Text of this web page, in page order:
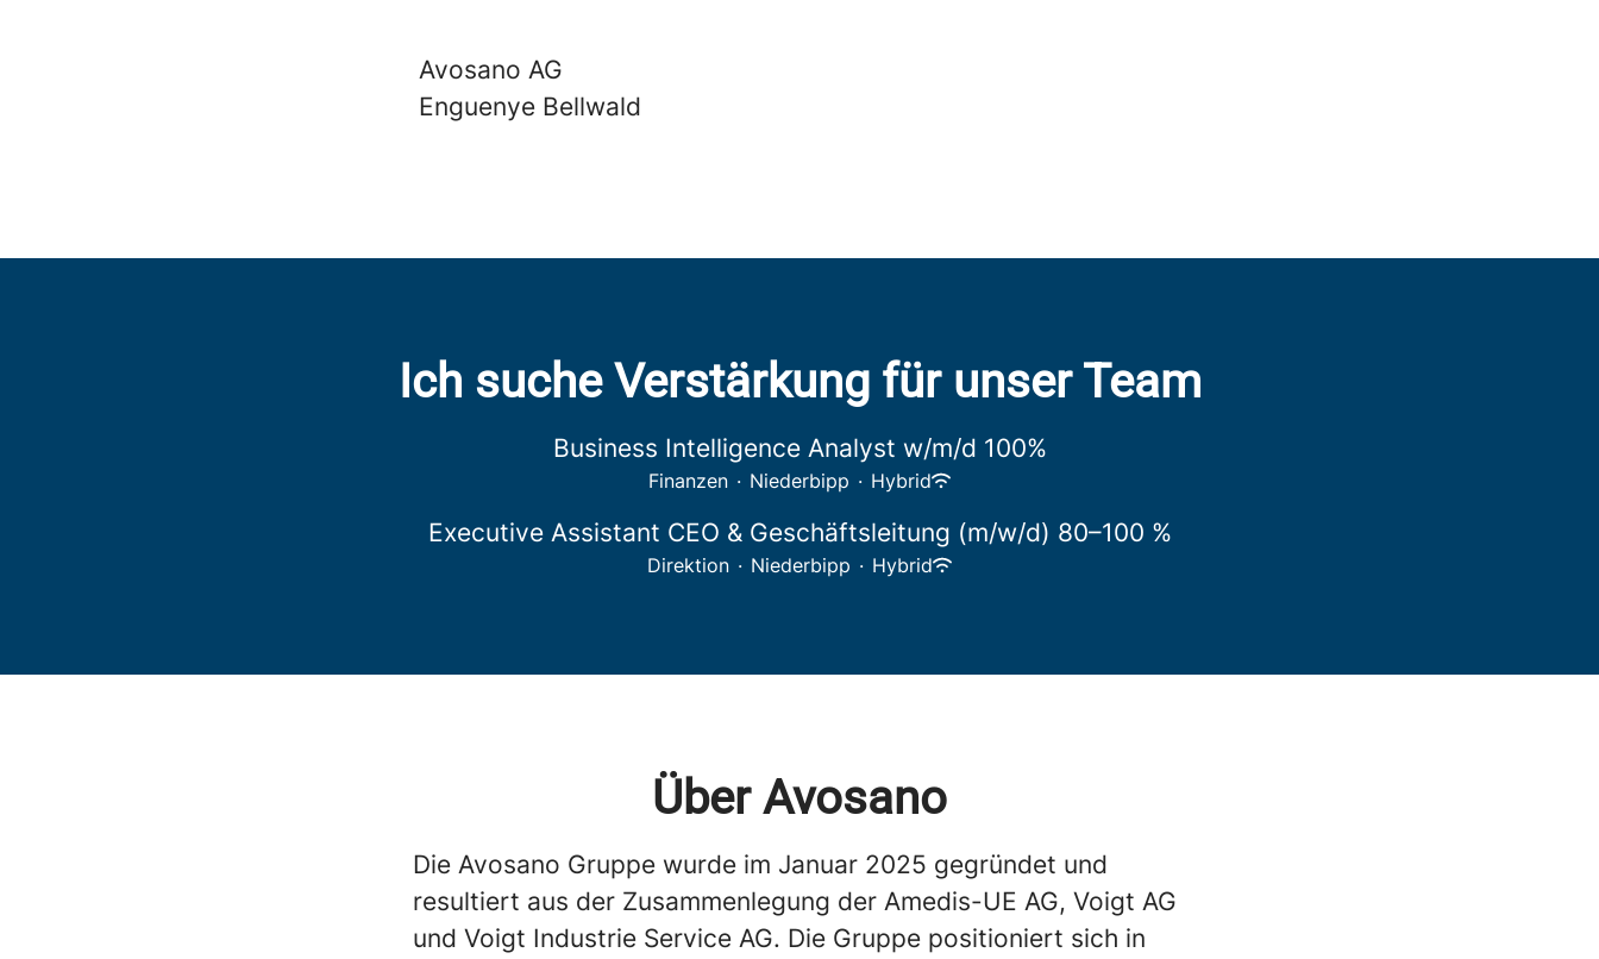
Avosano AG
Enguenye Bellwald
Ich suche Verstärkung für unser Team
Business Intelligence Analyst w/m/d 100%
Finanzen · Niederbipp · Hybrid
Executive Assistant CEO & Geschäftsleitung (m/w/d) 80–100 %
Direktion · Niederbipp · Hybrid
Über Avosano
Die Avosano Gruppe wurde im Januar 2025 gegründet und
resultiert aus der Zusammenlegung der Amedis-UE AG, Voigt AG
und Voigt Industrie Service AG. Die Gruppe positioniert sich in